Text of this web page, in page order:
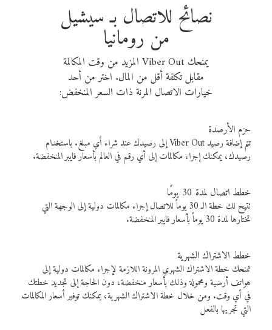
نصائح للاتصال بـ سيشيل
من رومانيا
يمنحك Viber Out المزيد من وقت المكالمة
مقابل تكلفة أقل من المال. اختر من أحد
خيارات الاتصال المرنة ذات السعر المنخفض:
حزم الأرصدة
تتم إضافة رصيد Viber Out إلى رصيدك عند شراء أي مبلغ. باستخدام
رصيدك، يمكنك إجراء مكالمات إلى أي رقم في العالم بأسعار فايبر المنخفضة.
خطط اتصال لمدة 30 يومًا
تتيح لك خطة الـ 30 يوماً للاتصال إجراء مكالمات دولية إلى الوجهة التي
تختارها لمدة 30 يوماً بأسعار فايبر المنخفضة.
خطط الاشتراك الشهرية
تمنحك خطة الاشتراك الشهري المرونة اللازمة لإجراء مكالمات دولية إلى
هواتف أرضية ومحمولة وذلك بأسعار منخفضة، دون الحاجة إلى تجديد خطتك
في أي وقت. ومن خلال خطة الاشتراك الشهرية، يمكنك توفير أسعار المكالمات
التي تجريها بالفعل